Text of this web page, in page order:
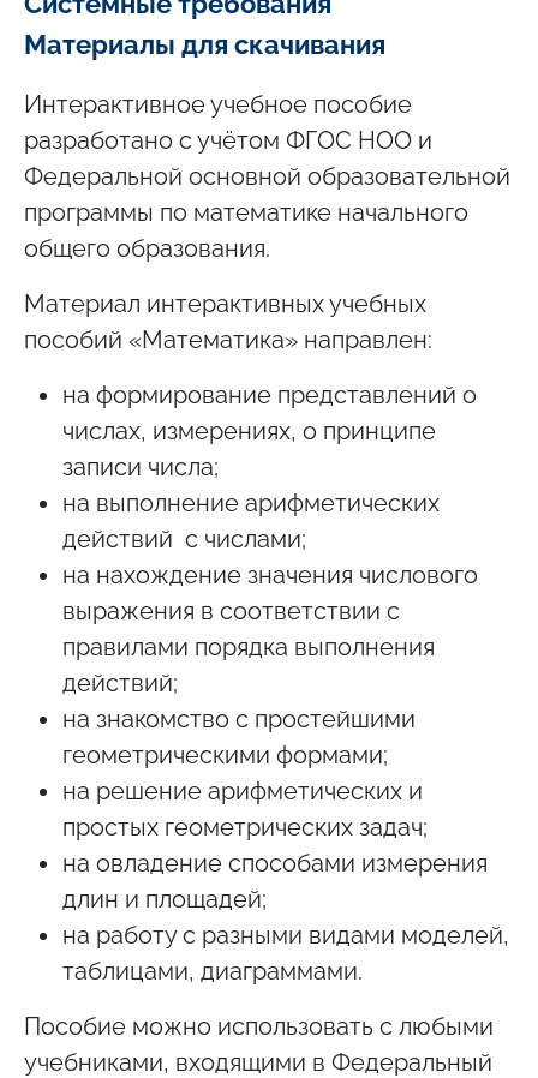
Материалы для скачивания
Интерактивное учебное пособие
разработано с учётом ФГОС НОО и
Федеральной основной образовательной
программы по математике начального
общего образования.
Материал интерактивных учебных
пособий «Математика» направлен:
на формирование представлений о
числах, измерениях, о принципе
записи числа;
на выполнение арифметических
действий с числами;
на нахождение значения числового
выражения в соответствии с
правилами порядка выполнения
действий;
на знакомство с простейшими
геометрическими формами;
на решение арифметических и
простых геометрических задач;
на овладение способами измерения
длин и площадей;
на работу с разными видами моделей,
таблицами, диаграммами.
Пособие можно использовать с любыми
учебниками, входящими в Федеральный